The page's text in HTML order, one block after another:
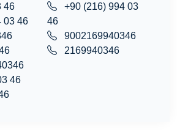
46
03 46
+90 (216) 994 03
46
9002169940346
2169940346
46